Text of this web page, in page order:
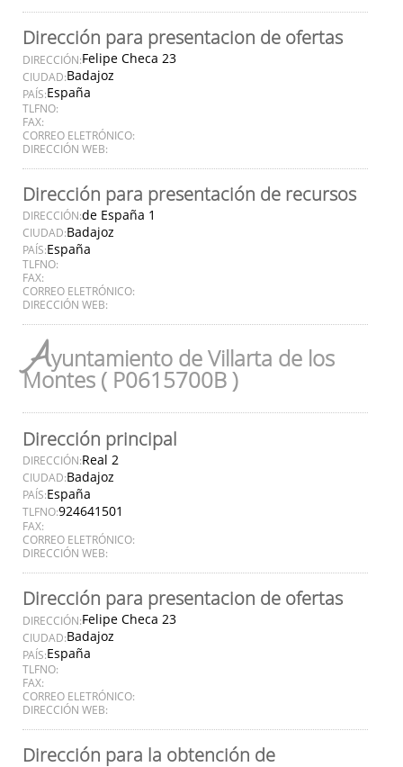
Dirección para presentacion de ofertas
DIRECCIÓN:Felipe Checa 23
CIUDAD:Badajoz
PAÍS:España
TLFNO:
FAX:
CORREO ELETRÓNICO:
DIRECCIÓN WEB:
Dirección para presentación de recursos
DIRECCIÓN:de España 1
CIUDAD:Badajoz
PAÍS:España
TLFNO:
FAX:
CORREO ELETRÓNICO:
DIRECCIÓN WEB:
Ayuntamiento de Villarta de los
Montes ( P0615700B )
Dirección principal
DIRECCIÓN:Real 2
CIUDAD:Badajoz
PAÍS:España
TLFNO:924641501
FAX:
CORREO ELETRÓNICO:
DIRECCIÓN WEB:
Dirección para presentacion de ofertas
DIRECCIÓN:Felipe Checa 23
CIUDAD:Badajoz
PAÍS:España
TLFNO:
FAX:
CORREO ELETRÓNICO:
DIRECCIÓN WEB:
Dirección para la obtención de